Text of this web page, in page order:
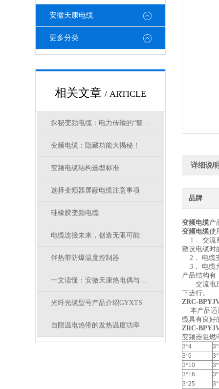
安徽天康电缆
更多分类
相关文章 / ARTICLE
探秘变频电缆：电力传输的“智慧纽带”
变频电缆：隐藏功能大揭秘！
变频电缆结构选型标准
选择变频器屏蔽电缆注意事项
硅橡胶变频电缆
电缆连接未来，创造无限可能
伴热带防爆温度控制器
一文读懂：安徽天康热电偶与安徽天康热电阻的核心区别
光纤光缆型号产品介绍GYXTS
自限温电热带的发热温度功率
详细说明
品牌
变频电缆产
变频电缆使
1． 交流
敷设电缆时
2． 电缆
3． 电缆
产品结构有
交流电压
下进行。
ZRC-
本产品适
缆具有良好
ZRC-
变频器阻燃
3*4
3*6
3*10
3*16
3*25